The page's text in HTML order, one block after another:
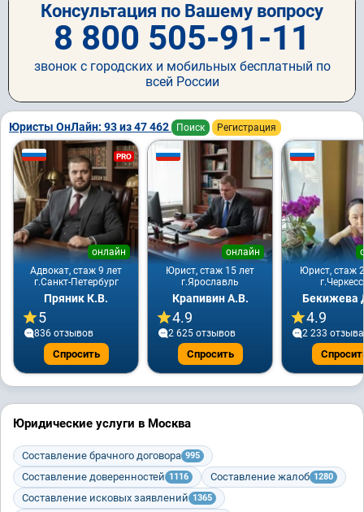
Консультация по Вашему вопросу
8 800 505-91-11
звонок с городских и мобильных бесплатный по
всей России
Юристы ОнЛайн: 93 из 47 462 Поиск Регистрация
PRO
Адвокат, стаж 9 лет
онлайн
г.Санкт-Петербург
Пряник К.В.
5
836 отзывов
Спросить
Юрист, стаж 15 лет
онлайн
г.Ярославль
Крапивин А.В.
4.9
2 625 отзывов
Спросить
Юрист, стаж
Бекижева
4.9
2 233 отзывa
Юридические услуги в Москва
Составление брачного договора 995
Составление доверенностей 1116 Составление жалоб 1280
Составление исковых заявлений 1365